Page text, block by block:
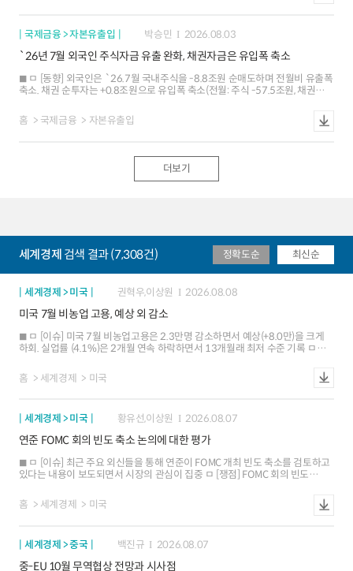
보유액도 `24.8월 $17.2조에서 `26.5월 $24.5조로 확대. 해당 자금의
유입세는 AI 익스포저 확보 성격이며, 환헤지 비중이 크지 않은 것으로 평가 ㅁ
[평가] 주요국 통화정책과 중간선거 등 외환시장 변동성을 높일 수 있는
요인들이 산재. 주요 IB들의 달러화에 대한 전망은 엇갈린 상황이나, 평균치는
연말까지 완만한 강세 방향으로 형성 ㅇ 중간선거(11.3일)를 앞두고 민주당
승리에 의한 정치적 교착(gridlock) 우려가 커지면서 예산안 합의, 재정지출 등
정책 사안에 따라 달러화 변동성이 높아질 가능성에 유의
△BOJ 조기 금리인상 가능성 △FIMA 등 가용 재원 확대 등에 힘입어 이번
수단이 될 가능성
국제금융 > 자본유출입 박승민 2026.08.03
`26년 7월 외국인 주식자금 유출 완화, 채권자금은 유입폭 축소
ㅁ [동향] 외국인은 `26.7월 국내주식을 -8.8조원 순매도하며 전월비 유출폭
축소. 채권 순투자는 +0.8조원으로 유입폭 축소(전월: 주식 -57.5조원, 채권
리밸런싱 압력이 감소했다는 시각이 제기되었으며, 한국 주식시장에 대한
긍정적 평가는 유지. 채권자금은 재정거래유인 축소, 금리인상 전망 확대 등으로
홈 국제금융 자본유출입
더보기
세계경제 검색 결과 (7,308건) 정확도순 최신순
세계경제 > 미국 권혁우,이상원 2026.08.08
미국 7월 비농업 고용, 예상 외 감소
ㅁ [이슈] 미국 7월 비농업고용은 2.3만명 감소하면서 예상(+8.0만)을 크게
하회. 실업률 (4.1%)은 2개월 연속 하락하면서 13개월래 최저 수준 기록 ㅁ
추세가 재개되는 조짐. 실업률 하락은 주로 노동 공급 감소(경제활동참가율
하락 등)에 기인 ㅁ [시사점] 금번 고용 부진에도 불구하고 연준은 물가에 초점을
홈 세계경제 미국
세계경제 > 미국 황유선,이상원 2026.08.07
연준 FOMC 회의 빈도 축소 논의에 대한 평가
ㅁ [이슈] 최근 주요 외신들을 통해 연준이 FOMC 개최 빈도 축소를 검토하고
있다는 내용이 보도되면서 시장의 관심이 집중 ㅁ [쟁점] FOMC 회의 빈도
개최 빈도를 변경한 선례가 존재 ㅁ [평가] 연준이 FOMC 회의 빈도 또는 일정을
조정할 유인은 존재. 단, 시장에서는 통화정책 투명성 저하 등에 따른 혼란을
홈 세계경제 미국
세계경제 > 중국 백진규 2026.08.07
중-EU 10월 무역협상 전망과 시사점